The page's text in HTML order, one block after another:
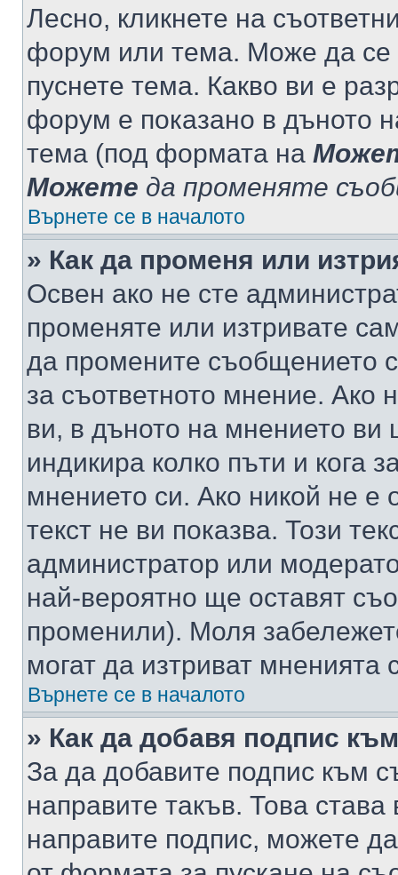
Лесно, кликнете на
форум или тема. Може да се
пуснете тема. Какво ви е
форум е показано в дъното
тема (под формата на
Можете да променяте
Върнете се в началото
» Как да променя или
Освен ако не сте
променяте или изтривате
да промените съобщението
за съответното мнение. Ако
ви, в дъното на мнението ви
индикира колко пъти и кога
мнението си. Ако никой не е
текст не ви показва. Този
администратор или
най-вероятно ще оставят
променили). Моля
могат да изтриват мненията
Върнете се в началото
» Как да добавя подпис
За да добавите подпис към
направите такъв. Това
направите подпис, можете